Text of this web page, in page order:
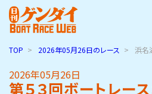
TOP 2026年05月26日のレース 浜名
2026年05月26日
第５３回ボートレー